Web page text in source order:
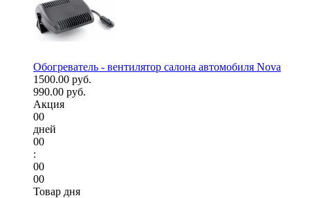
Обогреватель - вентилятор салона автомобиля Nova
1500.00 руб.
990.00 руб.
Акция
00
дней
00
:
00
00
Товар дня